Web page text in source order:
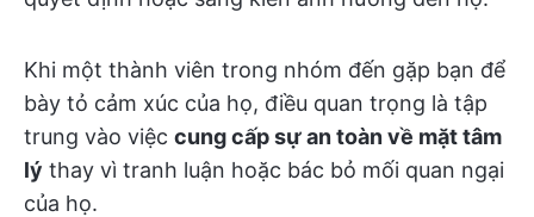
Khi một thành viên trong nhóm đến gặp bạn để
bày tỏ cảm xúc của họ, điều quan trọng là tập
trung vào việc cung cấp sự an toàn về mặt tâm
lý thay vì tranh luận hoặc bác bỏ mối quan ngại
của họ.